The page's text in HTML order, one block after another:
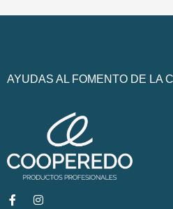
AYUDAS AL FOMENTO DE LA